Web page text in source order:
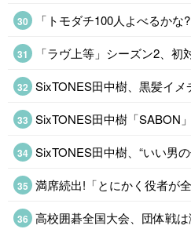
「トモダチ100人よべるかな?
SixTONES田中樹「SABON」
満席続出!「とにかく役者が